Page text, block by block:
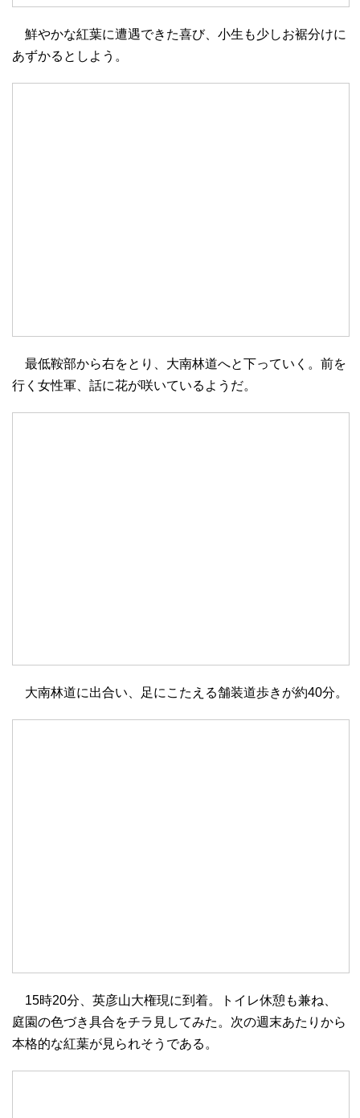
鮮やかな紅葉に遭遇できた喜び、小生も少しお裾分けに
あずかるとしよう。
最低鞍部から右をとり、大南林道へと下っていく。前を
行く女性軍、話に花が咲いているようだ。
大南林道に出合い、足にこたえる舗装道歩きが約40分。
15時20分、英彦山大権現に到着。トイレ休憩も兼ね、
庭園の色づき具合をチラ見してみた。次の週末あたりから
本格的な紅葉が見られそうである。